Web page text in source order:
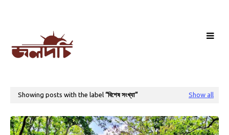
Showing posts with the label বিশেষ সংখ্যা Show all